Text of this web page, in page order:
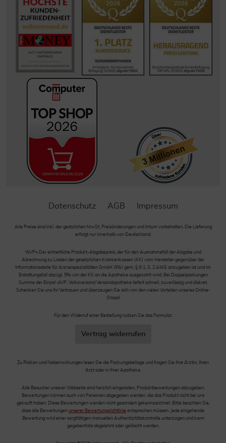
Datenschutz AGB Impressum
Alle Preise sind inkl. der gestzlichen MwSt. Preisänderungen und Irrtum vorbehalten. Die Lieferung
erfolgt nur innerhalb von Deutschland.
*AVP= Der einheitliche Produkt-Abgabepreis, der für den Ausnahmefall der Abgabe und
Abrechnung zu Lasten der gesetzlichen Krankenkassen (KK) vom Hersteller gegenüber der
Informationsstelle für Arzneispezialitäten GmbH (IFA) gem. § III 1, S. 2 AMG anzugeben ist und im
Erstattungsfall abzügl. 5% von der KK an die Apotheke ausgezahlt wird. Bei Doppelpackungen
Summe der Einzel-AVP. Volksversand Versandapotheke liefert schnell, zuverlässig und diskret.
Schenken Sie uns Ihr Vertrauen und überzeugen Sie sich von den vielen Vorteilen unseres Online-
Shops!
Für den Widerruf einer Bestellung nutzen Sie das Formular:
Vertrag widerrufen
Zu Risiken und Nebenwirkungen lesen Sie die Packungsbeilage und fragen Sie Ihre Ärztin, Ihren
Arzt oder in Ihrer Apotheke.
Alle Besucher unserer Webseite sind herzlich eingeladen, Produktbewertungen abzugeben.
Bewertungen können auch von Personen abgegeben werden, die das Produkt nicht bei uns
gekauft haben. Diese Bewertungen werden nicht gesondert gekennzeichnet. Bitte beachten Sie,
dass alle Bewertungen unserer Bewertungsrichtlinie entsprechen müssen. Jede eingehende
Bewertung wird einer sorgfältigen manuellen Authentizitätskontrolle unterzogen und kann
gegebenfalls abgelehnt oder gelöscht werden.